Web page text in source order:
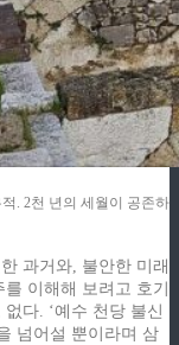
. 2천 년의 세월이 공존하
과거와, 불안한 미래
이해해 보려고 호기
다. ‘예수 천당 불신
넘어설 뿐이라며 삼